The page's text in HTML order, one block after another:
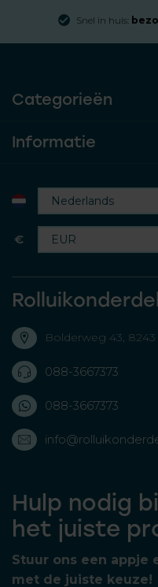
bezorging binnen2
Categorieën
Informatie
€
Bolderweg 43,
088-3667373
088-3667373
Hulp nodig
het juiste
Stuur ons een appje
met de juiste keuze!